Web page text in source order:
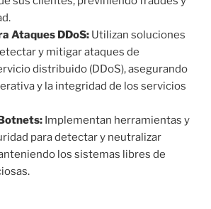
Ataques DDoS: Utilizan soluciones
y mitigar ataques de
distribuido (DDoS), asegurando
y la integridad de los servicios
Implementan herramientas y
para detectar y neutralizar
los sistemas libres de